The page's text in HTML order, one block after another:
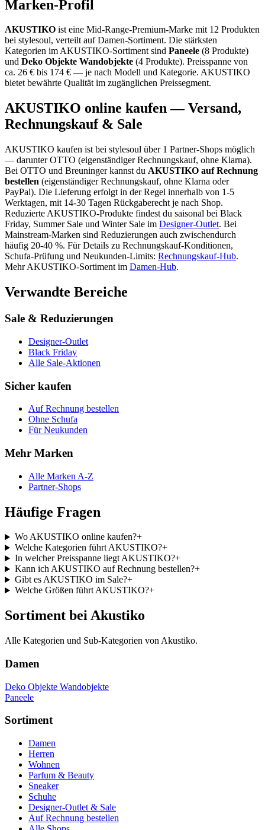
Marken-Profil
AKUSTIKO ist eine Mid-Range-Premium-Marke mit 12 Produkten
bei stylesoul, verteilt auf Damen-Sortiment. Die stärksten
Kategorien imAKUSTIKO-Sortiment sind Paneele (8 Produkte)
und Deko Objekte Wandobjekte (4 Produkte). Preisspanne von
ca. 26 € bis 174 € — je nach Modell und Kategorie. AKUSTIKO
bietet bewährte Qualität im zugänglichen Preissegment.
AKUSTIKO online kaufen — Versand,
Rechnungskauf & Sale
AKUSTIKO kaufen ist bei stylesoul über 1 Partner-Shops möglich
— darunterOTTO (eigenständiger Rechnungskauf, ohne Klarna).
Bei OTTO und Breuninger kannst du AKUSTIKO auf Rechnung
bestellen (eigenständiger Rechnungskauf, ohne Klarna oder
PayPal). Die Lieferung erfolgt in der Regel innerhalb von 1-5
Werktagen, mit 14-30 Tagen Rückgaberecht je nach Shop.
Reduzierte AKUSTIKO-Produkte findest du saisonal bei Black
Friday, Summer Sale und Winter Sale im Designer-Outlet. Bei
Mainstream-Marken sind Reduzierungen auch zwischendurch
häufig 20-40 %. Für Details zu Rechnungskauf-Konditionen,
Schufa-Prüfung und Neukunden-Limits: Rechnungskauf-Hub.
MehrAKUSTIKO-Sortiment im Damen-Hub.
Verwandte Bereiche
Sale & Reduzierungen
Designer-Outlet
Black Friday
Alle Sale-Aktionen
Sicher kaufen
Auf Rechnung bestellen
Ohne Schufa
Für Neukunden
Mehr Marken
Alle Marken A-Z
Partner-Shops
Häufige Fragen
Wo AKUSTIKO online kaufen?+
Welche Kategorien führt AKUSTIKO?+
In welcher Preisspanne liegt AKUSTIKO?+
Kann ich AKUSTIKO auf Rechnung bestellen?+
Gibt es AKUSTIKO im Sale?+
Welche Größen führt AKUSTIKO?+
Sortiment bei Akustiko
Alle Kategorien und Sub-Kategorien von Akustiko.
Damen
Deko Objekte Wandobjekte
Paneele
Sortiment
Damen
Herren
Wohnen
Parfum & Beauty
Sneaker
Schuhe
Designer-Outlet & Sale
Auf Rechnung bestellen